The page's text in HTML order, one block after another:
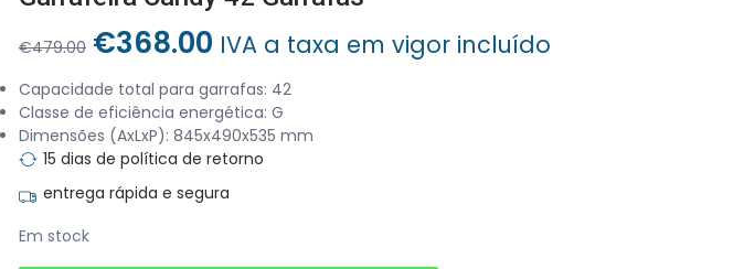
€479.00 O
original
era:
€479.00.
€368.00 O
atual
é:
€368.00.
IVA a taxa em vigor incluído
Capacidade total para garrafas: 42
Classe de eficiência energética: G
Dimensões (AxLxP): 845x490x535 mm
15 dias de política de retorno
entrega rápida e segura
Em stock